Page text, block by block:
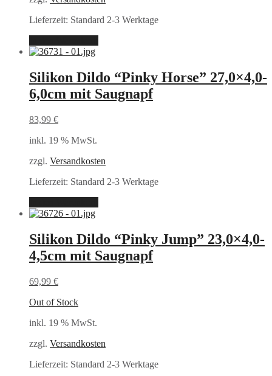
Lieferzeit: Standard 2-3 Werktage
Silikon Dildo “Pinky Horse” 27,0×4,0-
6,0cm mit Saugnapf
83,99 €
inkl. 19 % MwSt.
zzgl. Versandkosten
Lieferzeit: Standard 2-3 Werktage
Silikon Dildo “Pinky Jump” 23,0×4,0-
4,5cm mit Saugnapf
69,99 €
Out of Stock
inkl. 19 % MwSt.
zzgl. Versandkosten
Lieferzeit: Standard 2-3 Werktage